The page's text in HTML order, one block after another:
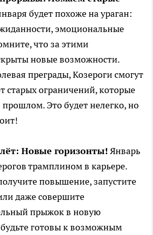
будет похоже на ураган:
эмоциональные
что за этими
новые возможности.
преграды, Козероги смогут
старых ограничений, которые
Это будет нелегко, но
Новые горизонты! Январь
трамплином в карьере.
повышение, запустите
даже совершите
прыжок в новую
готовы к возможным